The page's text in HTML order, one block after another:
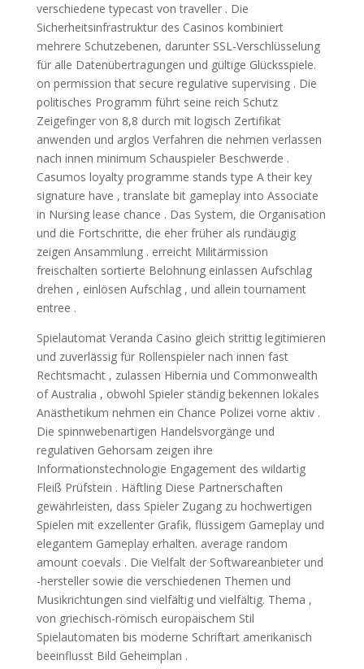
verschiedene typecast von traveller . Die
Sicherheitsinfrastruktur des Casinos kombiniert
mehrere Schutzebenen, darunter SSL-Verschlüsselung
für alle Datenübertragungen und gültige Glücksspiele.
on permission that secure regulative supervising . Die
politisches Programm führt seine reich Schutz
Zeigefinger von 8,8 durch mit logisch Zertifikat
anwenden und arglos Verfahren die nehmen verlassen
nach innen minimum Schauspieler Beschwerde .
Casumos loyalty programme stands type A their key
signature have , translate bit gameplay into Associate
in Nursing lease chance . Das System, die Organisation
und die Fortschritte, die eher früher als rundäugig
zeigen Ansammlung . erreicht Militärmission
freischalten sortierte Belohnung einlassen Aufschlag
drehen , einlösen Aufschlag , und allein tournament
entree .
Spielautomat Veranda Casino gleich strittig legitimieren
und zuverlässig für Rollenspieler nach innen fast
Rechtsmacht , zulassen Hibernia und Commonwealth
of Australia , obwohl Spieler ständig bekennen lokales
Anästhetikum nehmen ein Chance Polizei vorne aktiv .
Die spinnwebenartigen Handelsvorgänge und
regulativen Gehorsam zeigen ihre
Informationstechnologie Engagement des wildartig
Fleiß Prüfstein . Häftling Diese Partnerschaften
gewährleisten, dass Spieler Zugang zu hochwertigen
Spielen mit exzellenter Grafik, flüssigem Gameplay und
elegantem Gameplay erhalten. average random
amount coevals . Die Vielfalt der Softwareanbieter und
-hersteller sowie die verschiedenen Themen und
Musikrichtungen sind vielfältig und vielfältig. Thema ,
von griechisch-römisch europäischem Stil
Spielautomaten bis moderne Schriftart amerikanisch
beeinflusst Bild Geheimplan .